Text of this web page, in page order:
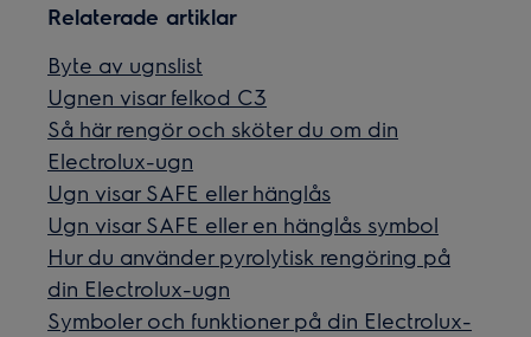
Relaterade artiklar
Byte av ugnslist
Ugnen visar felkod C3
Så här rengör och sköter du om din
Electrolux-ugn
Ugn visar SAFE eller hänglås
Ugn visar SAFE eller en hänglås symbol
Hur du använder pyrolytisk rengöring på
din Electrolux-ugn
Symboler och funktioner på din Electrolux-